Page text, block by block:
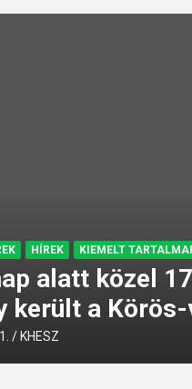
HÍREK KIEMELT
alatt közel
került a
KHESZ